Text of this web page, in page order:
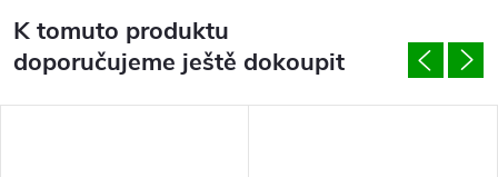
K tomuto produktu
doporučujeme ještě dokoupit